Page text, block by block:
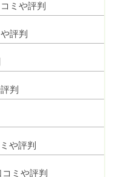
ミや評判
評判
判
や評判
ミや評判